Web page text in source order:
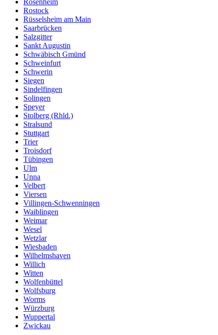
Rosenheim
Rostock
Rüsselsheim am Main
Saarbrücken
Salzgitter
Sankt Augustin
Schwäbisch Gmünd
Schweinfurt
Schwerin
Siegen
Sindelfingen
Solingen
Speyer
Stolberg (Rhld.)
Stralsund
Stuttgart
Trier
Troisdorf
Tübingen
Ulm
Unna
Velbert
Viersen
Villingen-Schwenningen
Waiblingen
Weimar
Wesel
Wetzlar
Wiesbaden
Wilhelmshaven
Willich
Witten
Wolfenbüttel
Wolfsburg
Worms
Würzburg
Wuppertal
Zwickau